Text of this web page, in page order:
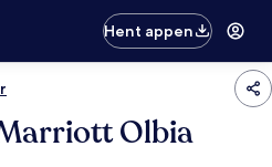
Hent appen
Olbia